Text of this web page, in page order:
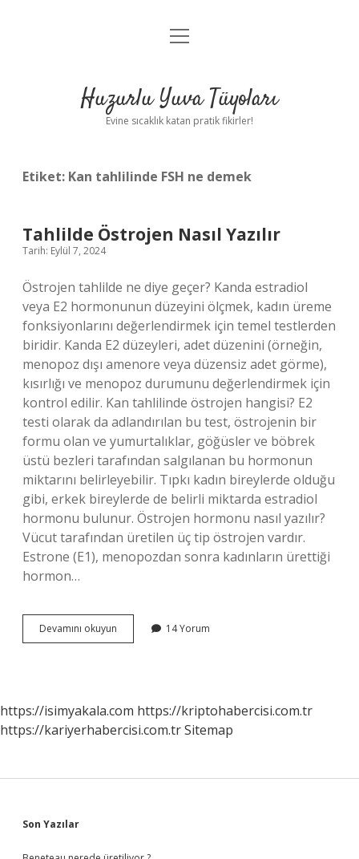
Anasayfa
Yasal Uyarı
menüyü
Huzurlu Yuva Tüyoları
Evine sıcaklık katan pratik fikirler!
Etiket: Kan tahlilinde FSH ne demek
Tahlilde Östrojen Nasıl Yazılır
Tarih: Eylül 7, 2024
Östrojen tahlilde ne diye geçer? Kanda estradiol
veya E2 hormonunun düzeyini ölçmek, kadın üreme
fonksiyonlarını değerlendirmek için temel testlerden
biridir. Kanda E2 düzeyleri, adet düzenini (örneğin,
menopoz dışı amenore veya düzensiz adet görme),
kısırlığı ve menopoz durumunu değerlendirmek için
kontrol edilir. Kan tahlilinde östrojen hangisi? E2
testi olarak da adlandırılan bu test, östrojenin bir
formu olan ve yumurtalıklar, göğüsler ve böbrek
üstü bezleri tarafından salgılanan bu hormonun
miktarını belirleyebilir. Tıpkı kadın bireylerde olduğu
gibi, erkek bireylerde de belirli miktarda estradiol
hormonu bulunur. Östrojen hormonu nasıl yazılır?
Vücut tarafından üretilen üç tip östrojen vardır.
Estrone (E1), menopozdan sonra kadınların ürettiği
hormon…
Devamını okuyun Tahlilde
Östrojen
14 Yorum
https://isimyakala.com https://kriptohabercisi.com.tr
https://kariyerhabercisi.com.trSitemap
Sidebar
Son Yazılar